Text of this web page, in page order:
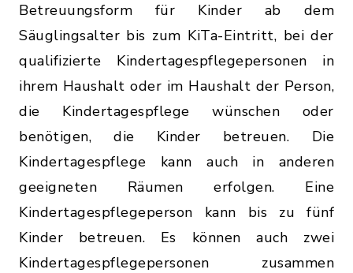
Betreuungsform für Kinder ab dem
Säuglingsalter bis zum KiTa-Eintritt, bei der
qualifizierte Kindertagespflegepersonen in
ihrem Haushalt oder im Haushalt der Person,
die Kindertagespflege wünschen oder
benötigen, die Kinder betreuen. Die
Kindertagespflege kann auch in anderen
geeigneten Räumen erfolgen. Eine
Kindertagespflegeperson kann bis zu fünf
Kinder betreuen. Es können auch zwei
Kindertagespflegepersonen zusammen